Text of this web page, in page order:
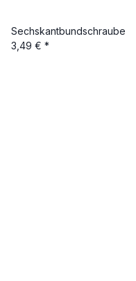
Sechskantbundschraube
3,49 € *